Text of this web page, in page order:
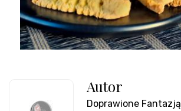
Autor
Doprawione Fantazją